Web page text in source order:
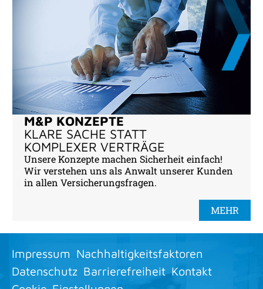
M&P KONZEPTE
KLARE SACHE STATT
KOMPLEXER VERTRÄGE
Unsere Konzepte machen Sicherheit einfach!
Wir verstehen uns als Anwalt unserer Kunden
in allen Versicherungsfragen.
MEHR
Impressum Nachhaltigkeitsfaktoren
Datenschutz Barrierefreiheit Kontakt